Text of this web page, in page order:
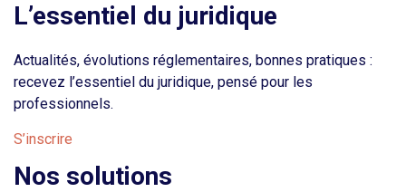
L’essentiel du juridique
Actualités, évolutions réglementaires, bonnes pratiques :
recevez l’essentiel du juridique, pensé pour les
professionnels.
S’inscrire
Nos solutions